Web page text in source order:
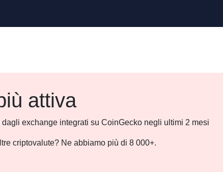
attiva
exchange integrati su CoinGecko negli ultimi 2 mesi
criptovalute? Ne abbiamo più di 8 000+.